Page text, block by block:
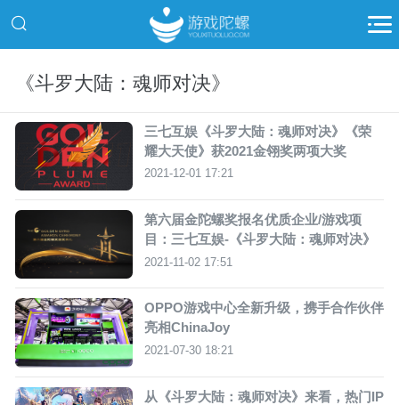
《斗罗大陆：魂师对决》
三七互娱《斗罗大陆：魂师对决》《荣
耀大天使》获2021金翎奖两项大奖
2021-12-01 17:21
第六届金陀螺奖报名优质企业/游戏项
目：三七互娱-《斗罗大陆：魂师对决》
2021-11-02 17:51
OPPO游戏中心全新升级，携手合作伙伴
亮相ChinaJoy
2021-07-30 18:21
从《斗罗大陆：魂师对决》来看，热门IP